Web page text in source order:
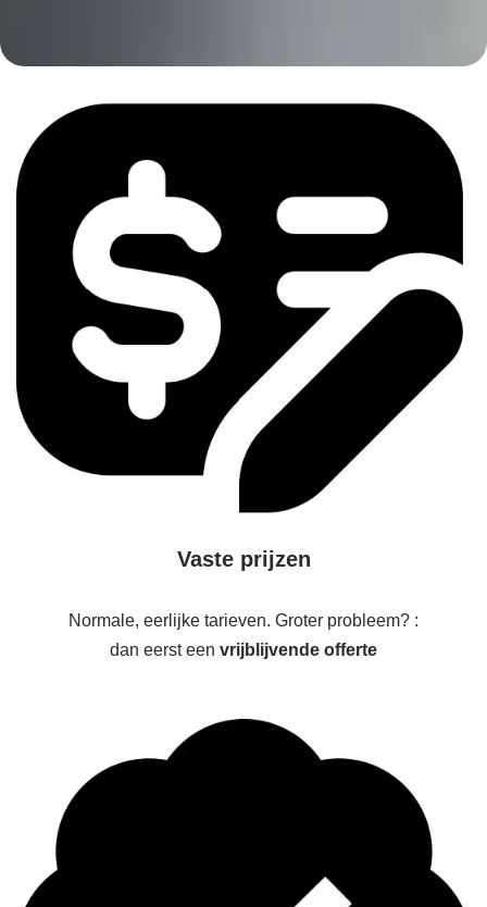
Vaste prijzen
Normale, eerlijke tarieven. Groter probleem? :
dan eerst een vrijblijvende offerte